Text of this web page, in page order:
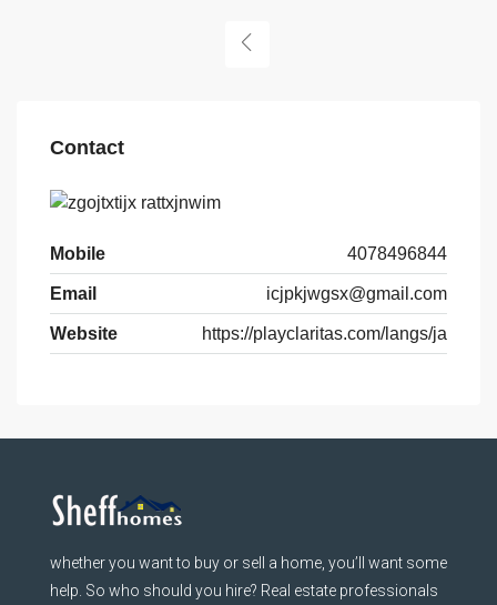
Contact
Mobile 4078496844
Email icjpkjwgsx@gmail.com
Website https://playclaritas.com/langs/ja
whether you want to buy or sell a home, you’ll want some
help. So who should you hire? Real estate professionals